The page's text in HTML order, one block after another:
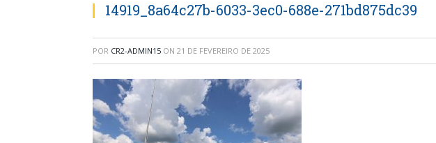
14919_8a64c27b-6033-3ec0-688e-271bd875dc39
POR CR2-ADMIN15 ON 21 DE FEVEREIRO DE 2025